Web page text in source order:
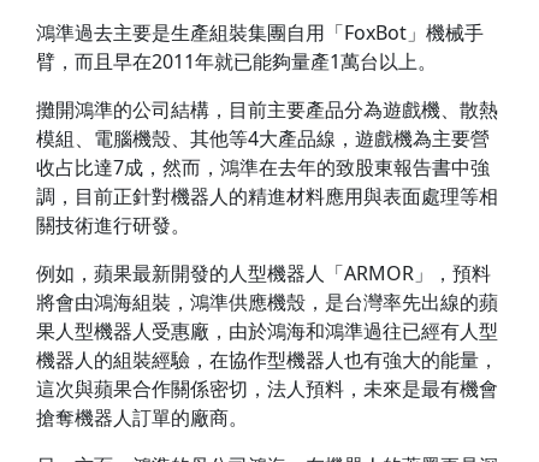
鴻準過去主要是生產組裝集團自用「FoxBot」機械手
臂，而且早在2011年就已能夠量產1萬台以上。
攤開鴻準的公司結構，目前主要產品分為遊戲機、散熱
模組、電腦機殼、其他等4大產品線，遊戲機為主要營
收占比達7成，然而，鴻準在去年的致股東報告書中強
調，目前正針對機器人的精進材料應用與表面處理等相
關技術進行研發。
例如，蘋果最新開發的人型機器人「ARMOR」，預料
將會由鴻海組裝，鴻準供應機殼，是台灣率先出線的蘋
果人型機器人受惠廠，由於鴻海和鴻準過往已經有人型
機器人的組裝經驗，在協作型機器人也有強大的能量，
這次與蘋果合作關係密切，法人預料，未來是最有機會
搶奪機器人訂單的廠商。